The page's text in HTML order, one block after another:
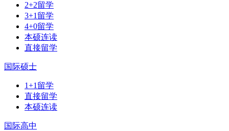
2+2留学
3+1留学
4+0留学
本硕连读
直接留学
国际硕士
1+1留学
直接留学
本硕连读
国际高中